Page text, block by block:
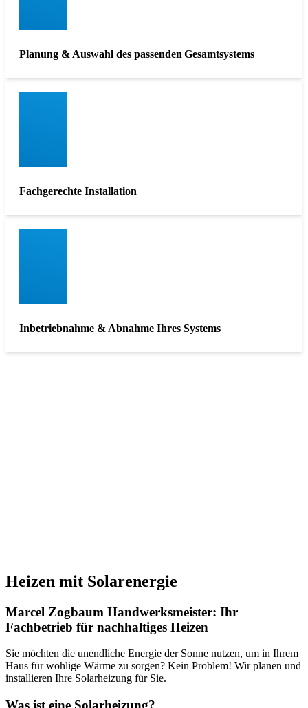
Planung & Auswahl des passenden Gesamtsystems
Fachgerechte Installation
Inbetriebnahme & Abnahme Ihres Systems
Heizen mit Solarenergie
Marcel Zogbaum Handwerksmeister: Ihr
Fachbetrieb für nachhaltiges Heizen
Sie möchten die unendliche Energie der Sonne nutzen, um in Ihrem
Haus für wohlige Wärme zu sorgen? Kein Problem! Wir planen und
installieren Ihre Solarheizung für Sie.
Was ist eine Solarheizung?